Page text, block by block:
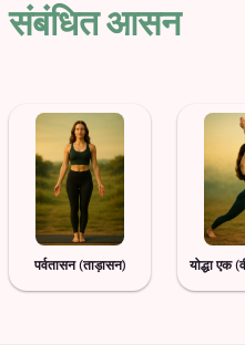
संबंधित आसन
पर्वतासन (ताड़ासन) योद्धा एक